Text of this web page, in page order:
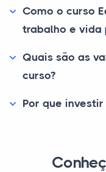
Como o curso
trabalho e vida
Quais são as
curso?
Por que